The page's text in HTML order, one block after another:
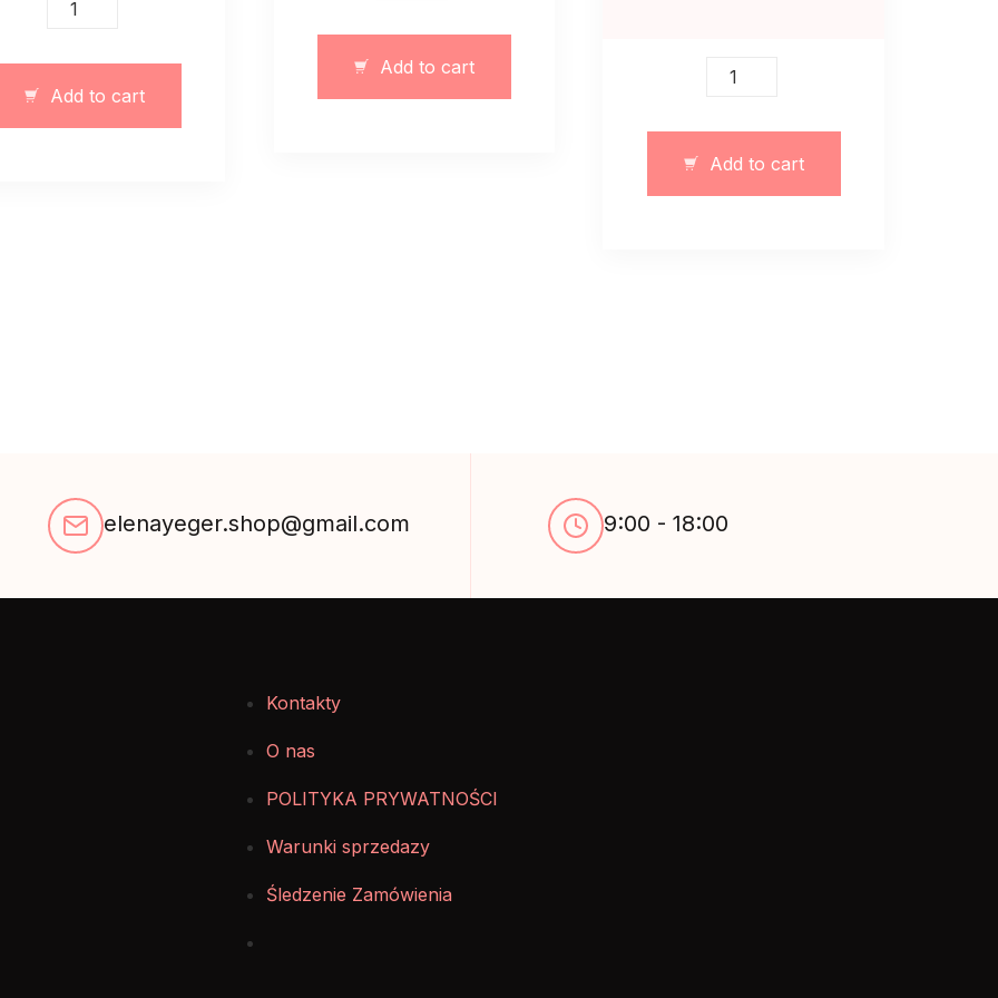
zamkiem
błyskawicznym
Add to cart
brązowy
quantity
Add to cart
Elegancka
czarna
quantity
Add to cart
elenayeger.shop@gmail.com 9:00 - 18:00
Kontakty
O nas
POLITYKA PRYWATNOŚCI
Warunki sprzedazy
Śledzenie Zamówienia